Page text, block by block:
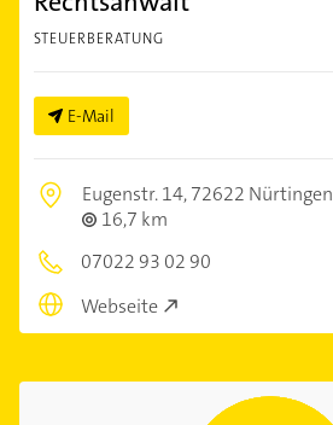
STEUERBERATUNG
E-Mail
Eugenstr. 14,72622 Nürtingen
16,7 km
07022 93 02 90
Webseite